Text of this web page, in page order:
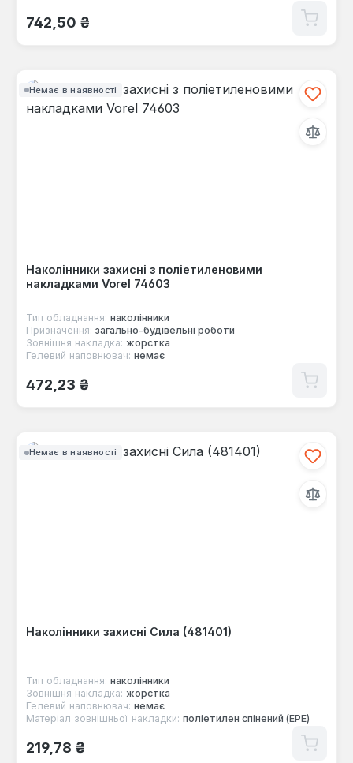
Звичайна ціна:
742,50 ₴
Немає в наявності
Наколінники захисні з поліетиленовими
накладками Vorel 74603
Тип обладнання: наколінники
Призначення: загально-будівельні роботи
Зовнішня накладка: жорстка
Гелевий наповнювач: немає
Звичайна ціна:
472,23 ₴
Немає в наявності
Наколінники захисні Сила (481401)
Тип обладнання: наколінники
Зовнішня накладка: жорстка
Гелевий наповнювач: немає
Матеріал зовнішньої накладки: поліетилен спінений (EPE)
Звичайна ціна:
219,78 ₴